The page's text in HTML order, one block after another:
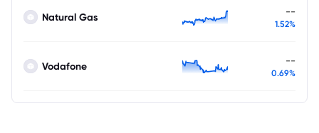
Natural Gas --
1.52%
Vodafone --
0.69%